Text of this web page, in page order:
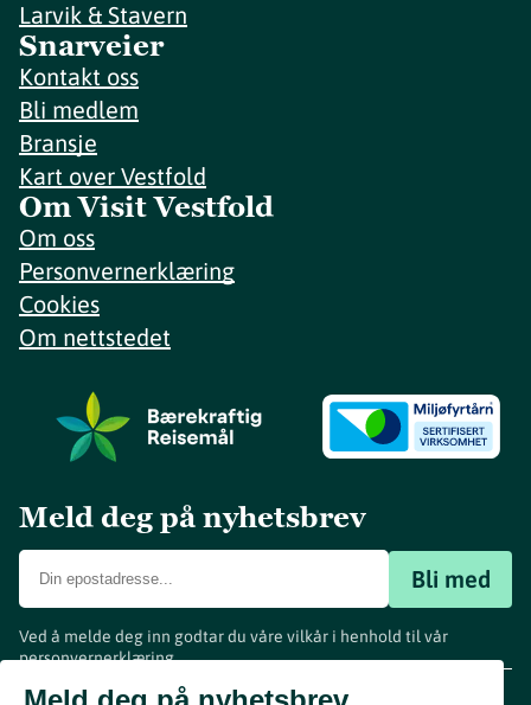
Larvik & Stavern
Snarveier
Kontakt oss
Bli medlem
Bransje
Kart over Vestfold
Om Visit Vestfold
Om oss
Personvernerklæring
Cookies
Om nettstedet
Meld deg på nyhetsbrev
Bli med
Ved å melde deg inn godtar du våre vilkår i henhold til vår
personvernerklæring.
www.visitvestfold.com